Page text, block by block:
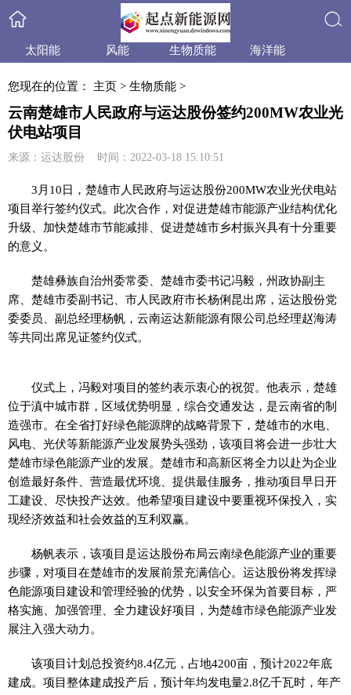
搜索
太阳能 风能 生物质能
海洋能
政策法规
产业信息 行业动态
您现在的位置： 主页 > 生物质能 >
云南楚雄市人民政府与运达股份签约200MW农业光
伏电站项目
来源：运达股份 时间：2022-03-18 15:10:51
3月10日，楚雄市人民政府与运达股份200MW农业光伏电站
项目举行签约仪式。此次合作，对促进楚雄市能源产业结构优化
升级、加快楚雄市节能减排、促进楚雄市乡村振兴具有十分重要
的意义。
楚雄彝族自治州委常委、楚雄市委书记冯毅，州政协副 主
席 、楚雄市委副书记 、市人民政府市长杨俐昆出席，运达股份党
委委员、副总经理杨帆，云南运达新能源有限公司总经理赵海涛
等共同出席见证签约仪式。
仪式上，冯毅对项目的签约表示衷心的祝贺。他表示，楚雄
位于滇中城市群，区域优势明显，综合交通发达，是云南省的制
造强市。在全省打好绿色能源牌的战略背景下，楚雄市的水电、
风电、光伏等新能源产业发展势头强劲，该项目将会进一步壮大
楚雄市绿色能源产业的发展。楚雄市和高新区将全力以赴为企业
创造最好条件、营造最优环境、提供最佳服务，推动项目早日开
工建设、尽快投产达效。他希望项目建设中要重视环保投入，实
现经济效益和社会效益的互利双赢。
杨帆表示，该项目是运达股份布局云南绿色能源产业的重要
步骤，对项目在楚雄市的发展前景充满信心。运达股份将发挥绿
色能源项目建设和管理经验的优势，以安全环保为首要目标，严
格实施、加强管理、全力建设好项目，为楚雄市绿色能源产业发
展注入强大动力。
该项目计划总投资约8.4亿元，占地4200亩，预计2022年底
建成。项目整体建成投产后，预计年均发电量2.8亿千瓦时，年产